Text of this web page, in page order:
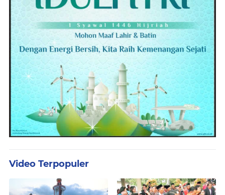
Video Terpopuler